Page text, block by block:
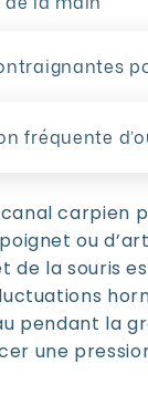
fréquente
carpien
ou
de la souris
pendant la
une